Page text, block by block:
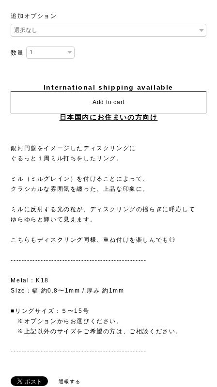
追加オプション
数量
International shipping available
Add to cart
日本国内にお住まいの方向け
銀河円盤をイメージしたディスクリングに
ぐるっと１周ミル打ちをしたリング。
ミル（ミルグレイン）を付けることによって、
クラシカルな雰囲気を纏った、上品な印象に。
ミルに反射する光の粒が、ディスクリングの揺らぎに呼応して
ゆらゆらと輝いて見えます。
こちらもディスクリング同様、重ね付けを楽しんでも◎
--------------------------------------------------
Metal：K18
Size：幅 約0.8〜1mm / 厚み 約1mm
■リングサイズ：５〜15号
※オプションからお選びください。
※上記以外のサイズをご希望の方は、ご相談ください。
--------------------------------------------------
通報する